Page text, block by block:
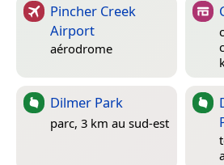
Pincher Creek
Airport
aérodrome
Dilmer Park
parc, 3 km au sud-est